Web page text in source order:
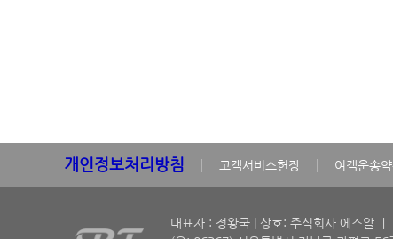
개인정보처리방침 고객서비스헌장 여객운송
대표자 : 정왕국 | 상호: 주식회사 에스알